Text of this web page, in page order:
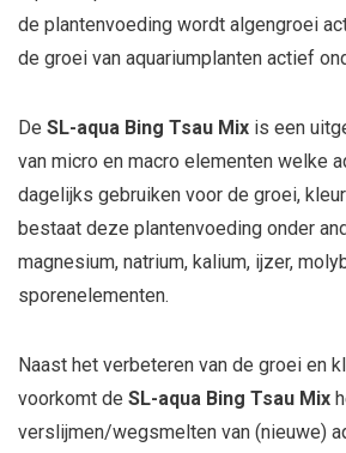
de plantenvoeding wordt algengroei
de groei van aquariumplanten actief
De SL-aqua Bing Tsau Mix is een
van micro en macro elementen welke
dagelijks gebruiken voor de groei,
bestaat deze plantenvoeding onder
magnesium, natrium, kalium, ijzer,
sporenelementen.
Naast het verbeteren van de groei en
voorkomt de SL-aqua Bing Tsau Mix
verslijmen/wegsmelten van (nieuwe)